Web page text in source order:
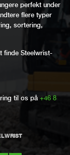
perfekt under
flere typer
sortering,
finde Steelwrist-
til os på +46 8